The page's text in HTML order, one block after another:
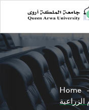
Home
الزراعية